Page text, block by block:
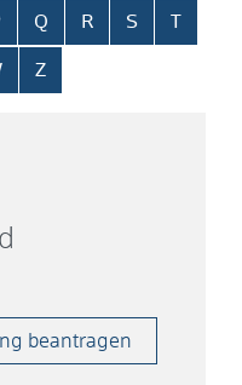
Q R S T
Z
beantragen